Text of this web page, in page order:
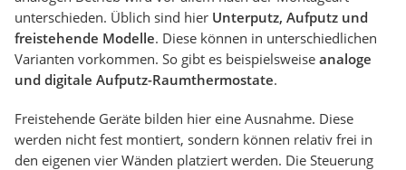
unterschieden. Üblich sind hier Unterputz, Aufputz und
freistehende Modelle. Diese können in unterschiedlichen
Varianten vorkommen. So gibt es beispielsweise analoge
und digitale Aufputz-Raumthermostate.
Freistehende Geräte bilden hier eine Ausnahme. Diese
werden nicht fest montiert, sondern können relativ frei in
den eigenen vier Wänden platziert werden. Die Steuerung